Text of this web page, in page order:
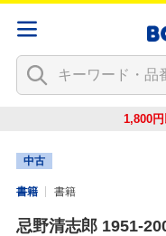
1,800
中古
書籍 書籍
忌野清志郎 1951-